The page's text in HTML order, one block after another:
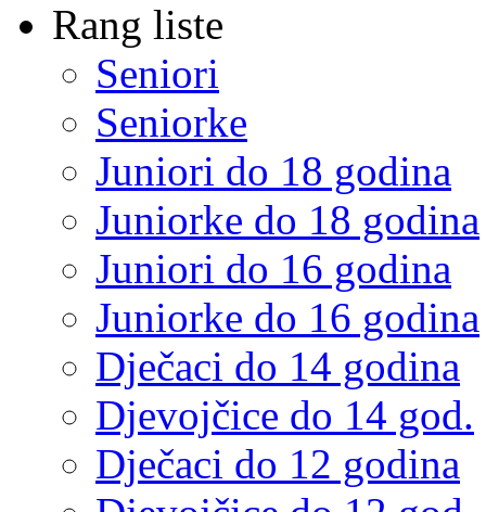
Rang liste
Seniori
Seniorke
Juniori do 18 godina
Juniorke do 18 godina
Juniori do 16 godina
Juniorke do 16 godina
Dječaci do 14 godina
Djevojčice do 14 god.
Dječaci do 12 godina